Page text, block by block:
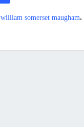
william somerset maugham،